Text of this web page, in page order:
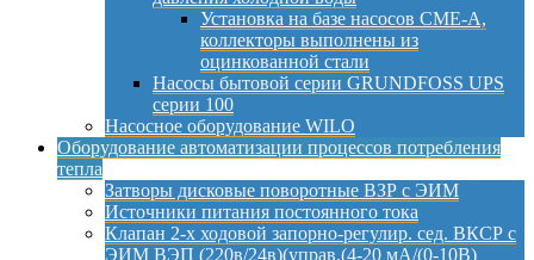
Установка на базе насосов CME-A,
коллекторы выполнены из
оцинкованной стали
Насосы бытовой серии GRUNDFOSS UPS
серии 100
Насосное оборудование WILO
Оборудование автоматизации процессов потребления
тепла
Затворы дисковые поворотные ВЗР с ЭИМ
Источники питания постоянного тока
Клапан 2-х ходовой запорно-регулир. сед. ВКСР с
ЭИМ ВЭП (220в/24в)(управ.(4-20 мА/(0-10В)